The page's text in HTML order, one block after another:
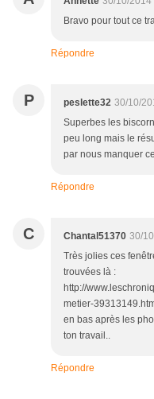
Bravo pour tout ce
Répondre
P peslette32 30/10/
Superbes les
peu long mais le
par nous manquer
Répondre
C Chantal51370 30/
Très jolies ces
trouvées là :
http://
metier-
en bas après les
ton travail..
Répondre